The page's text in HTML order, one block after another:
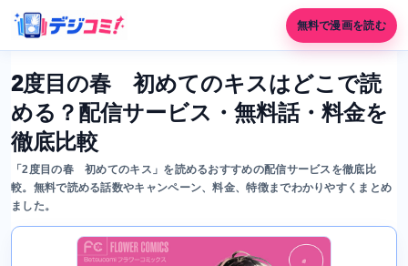
無料で漫画を読む
2度目の春 初めてのキスはどこで読
める？配信サービス・無料話・料金を
徹底比較
「2度目の春 初めてのキス」を読めるおすすめの配信サービスを徹底比
較。無料で読める話数やキャンペーン、料金、特徴までわかりやすくまとめ
ました。